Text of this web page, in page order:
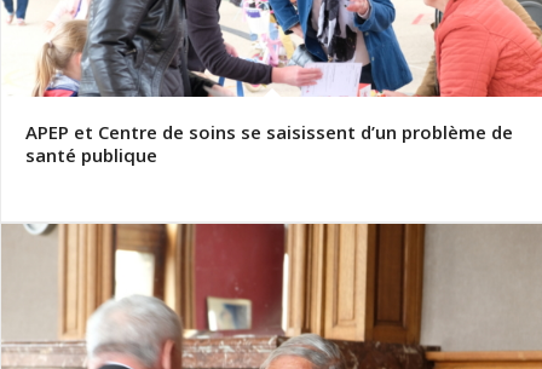
APEP et Centre de soins se saisissent d’un problème de
santé publique